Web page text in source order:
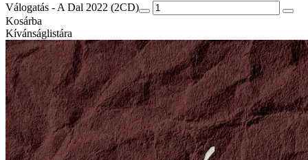
Válogatás - A Dal 2022 (2CD)
Kosárba
Kívánságlistára